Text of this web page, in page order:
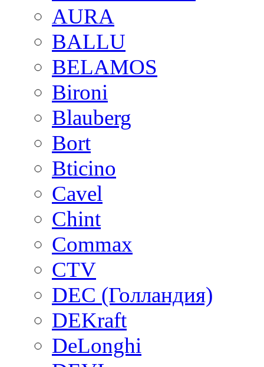
AURA
BALLU
BELAMOS
Bironi
Blauberg
Bort
Bticino
Cavel
Chint
Commax
CTV
DEC (Голландия)
DEKraft
DeLonghi